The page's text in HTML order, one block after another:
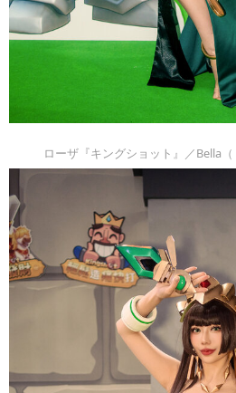
ローザ『キングショット』／Bella